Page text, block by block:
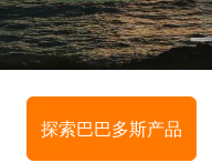
探索巴巴多斯产品